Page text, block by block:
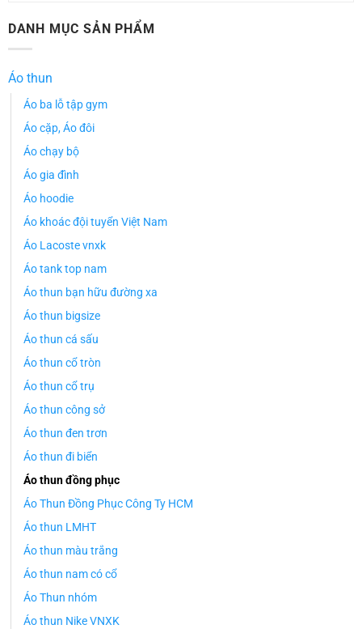
DANH MỤC SẢN PHẨM
Áo thun
Áo ba lỗ tập gym
Áo cặp, Áo đôi
Áo chạy bộ
Áo gia đình
Áo hoodie
Áo khoác đội tuyển Việt Nam
Áo Lacoste vnxk
Áo tank top nam
Áo thun bạn hữu đường xa
Áo thun bigsize
Áo thun cá sấu
Áo thun cổ tròn
Áo thun cổ trụ
Áo thun công sở
Áo thun đen trơn
Áo thun đi biển
Áo thun đồng phục
Áo Thun Đồng Phục Công Ty HCM
Áo thun LMHT
Áo thun màu trắng
Áo thun nam có cổ
Áo Thun nhóm
Áo thun Nike VNXK